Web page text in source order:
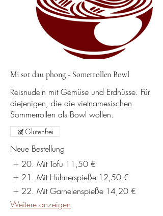
Mi sot dau phong - Somerrollen Bowl
Reisnudeln mit Gemüse und Erdnüsse. Für
diejenigen, die die vietnamesischen
Glutenfrei
Neue Bestellung
20. Mit Tofu 11,50 €
21. Mit Hühnerspieße 12,50 €
22. Mit Garnelenspieße 14,20 €
Weitere anzeigen